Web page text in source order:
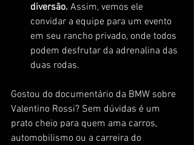
diversão. Assim, vemos ele
convidar a equipe para um evento
em seu rancho privado, onde todos
podem desfrutar da adrenalina das
duas rodas.
Gostou do documentário da BMW sobre
Valentino Rossi? Sem dúvidas é um
prato cheio para quem ama carros,
automobilismo ou a carreira do